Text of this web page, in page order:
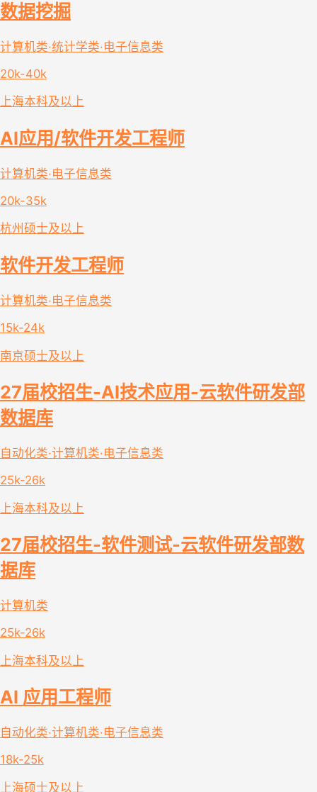
数据挖掘
计算机类·统计学类·电子信息类
20k-40k
上海本科及以上
AI应用/软件开发工程师
计算机类·电子信息类
20k-35k
杭州 硕士及以上
软件开发工程师
计算机类·电子信息类
15k-24k
南京硕士及以上
27届校招生-AI技术应用-云软件研发部
数据库
自动化类·计算机类·电子信息类
25k-26k
上海本科及以上
27届校招生-软件测试-云软件研发部数
据库
计算机类
25k-26k
上海本科及以上
AI 应用工程师
自动化类·计算机类·电子信息类
18k-25k
上海硕士及以上